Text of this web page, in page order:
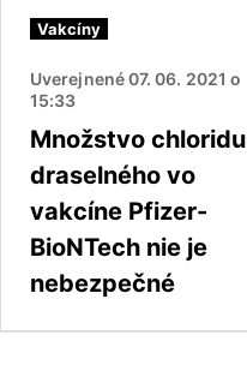
Vakcíny
Uverejnené 07. 06. 2021 o
15:33
Množstvo chloridu
draselného vo
vakcíne Pfizer-
BioNTech nie je
nebezpečné